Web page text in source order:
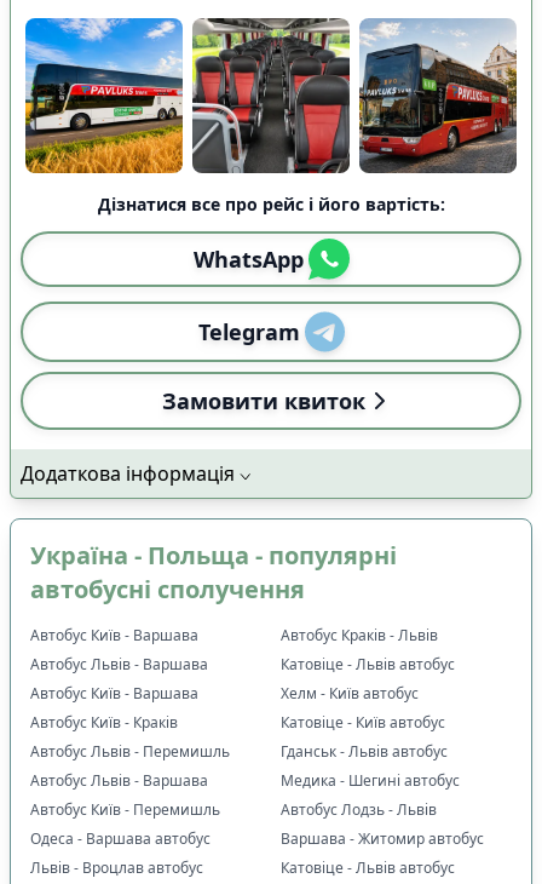
Дізнатися все про рейс і його вартість:
WhatsApp
Telegram
Замовити квиток
Додаткова інформація
Україна - Польща - популярні
автобусні сполучення
Автобус Київ - Варшава
Автобус Львів - Варшава
Автобус Київ - Варшава
Автобус Київ - Краків
Автобус Львів - Перемишль
Автобус Львів - Варшава
Автобус Київ - Перемишль
Одеса - Варшава автобус
Львів - Вроцлав автобус
Автобус Краків - Львів
Катовіце - Львів автобус
Хелм - Київ автобус
Катовіце - Київ автобус
Гданськ - Львів автобус
Медика - Шегині автобус
Автобус Лодзь - Львів
Варшава - Житомир автобус
Катовіце - Львів автобус